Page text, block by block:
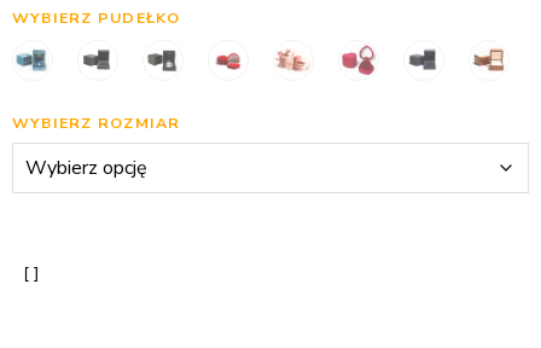
WYBIERZ PUDEŁKO
WYBIERZ ROZMIAR